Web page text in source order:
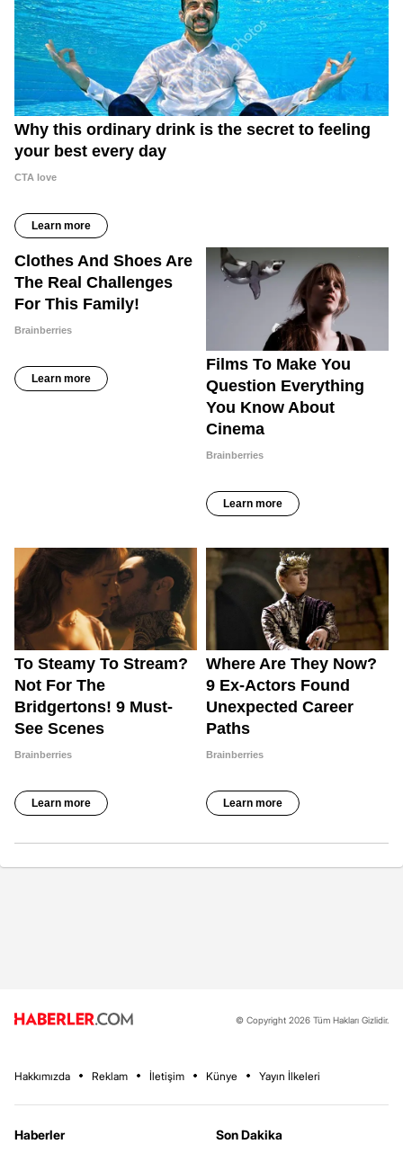
© Copyright 2026 Tüm Hakları Gizlidir.
Hakkımızda Reklam İletişim Künye Yayın İlkeleri
Haberler
Son Dakika